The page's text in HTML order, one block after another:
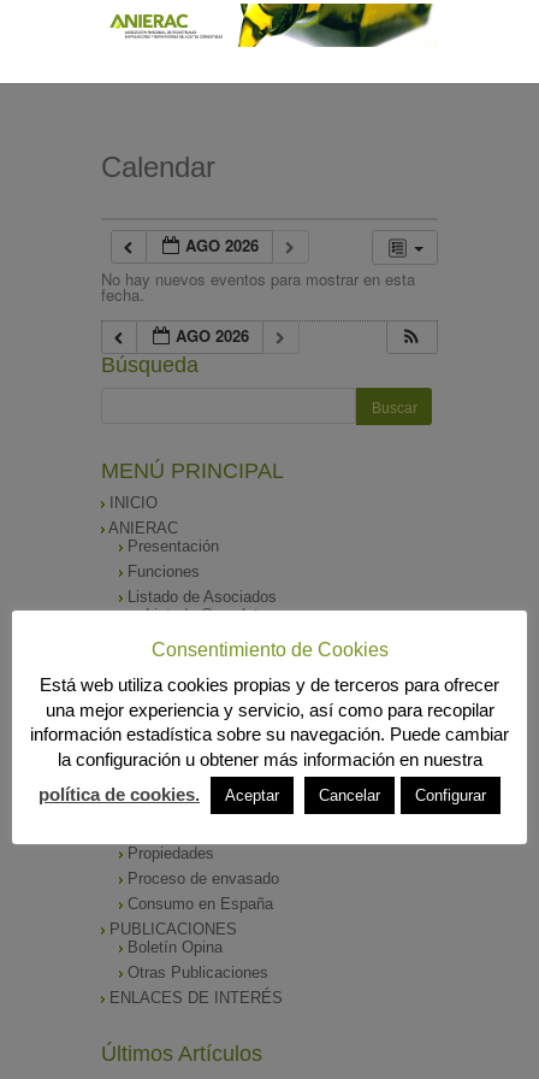
Calendar
AGO 2026
No hay nuevos eventos para mostrar en esta
fecha.
AGO 2026
Búsqueda
MENÚ PRINCIPAL
INICIO
ANIERAC
Presentación
Funciones
Listado de Asociados
Listado Completo
Como asociarse
SALA DE PRENSA
Notas de Prensa
Archivos Corporativos
GALERÍA DE IMÁGENES
CONTACTO
ENVASADO DE ACEITE
Propiedades
Proceso de envasado
Consumo en España
PUBLICACIONES
Boletín Opina
Otras Publicaciones
ENLACES DE INTERÉS
Últimos Artículos
Consentimiento de Cookies
Está web utiliza cookies propias y de terceros para ofrecer
una mejor experiencia y servicio, así como para recopilar
información estadística sobre su navegación. Puede cambiar
la configuración u obtener más información en nuestra
política de cookies.
Aceptar Cancelar Configurar